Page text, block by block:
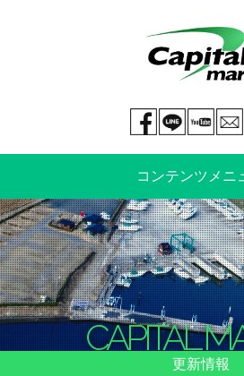
You
LINE@
Facebook page
コンテンツメニ
中古艇情報
船のご売却
船舶保険
CAPITAL
更新情報